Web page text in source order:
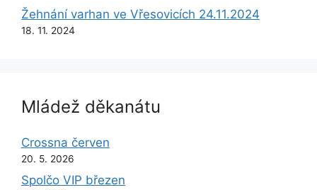
Žehnání varhan ve Vřesovicích 24.11.2024
18. 11. 2024
Mládež děkanátu
Crossna červen
20. 5. 2026
Spolčo VIP březen